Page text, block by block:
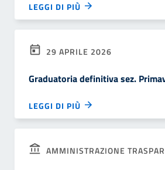
LEGGI DI PIÙ
29 APRILE 2026
Graduatoria definitiva sez.
LEGGI DI PIÙ
AMMINISTRAZIONE